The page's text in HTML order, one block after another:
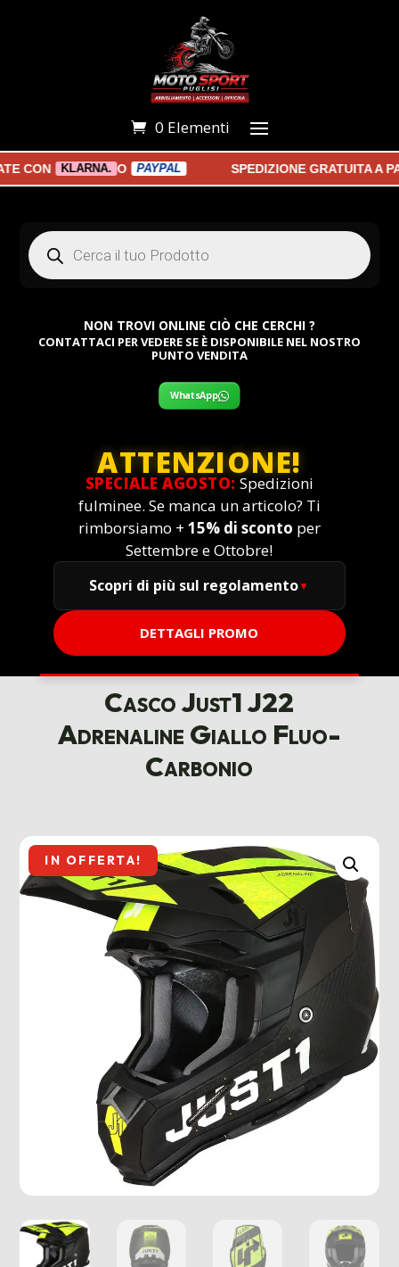
0 Elementi
KLARNA. O PAYPAL SPEDIZIONE GRATUITA A
Products
search
NON TROVI ONLINE CIÒ CHE CERCHI ?
CONTATTACI PER VEDERE SE È DISPONIBILE NEL NOSTRO
PUNTO VENDITA
WhatsApp
ATTENZIONE!
SPECIALE AGOSTO: Spedizioni
fulminee. Se manca un articolo? Ti
rimborsiamo + 15% di sconto per
Settembre e Ottobre!
Scopri di più sul regolamento
DETTAGLI PROMO
Casco Just1 J22
Adrenaline Giallo Fluo-
Carbonio
IN OFFERTA!